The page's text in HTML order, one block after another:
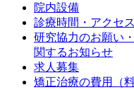
院内設備
診療時間・アクセス
研究協力のお願い
関するお知らせ
求人募集
矯正治療の費用（料